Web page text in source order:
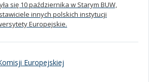
się 10 października w Starym BUW,
innych polskich instytucji
Europejskie.
Europejskiej